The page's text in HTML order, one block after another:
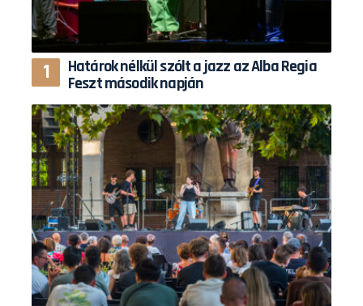
Határok nélkül szólt a jazz az Alba Regia
Feszt második napján